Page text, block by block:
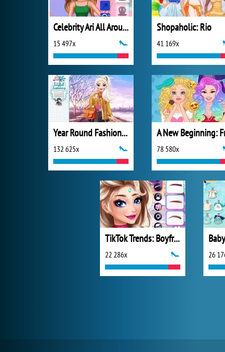
Celebrity Ari All Around the Fashion
15 497x
Shopaholic: Rio
41 169x
Year Round Fashionista: Elsa
132 625x 78 580x
TikTok Trends: Boyfriend Fashion
22 286x 26